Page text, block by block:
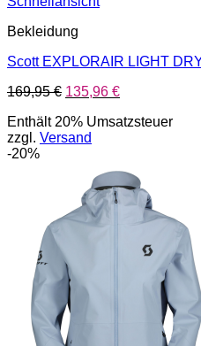
Bekleidung
Scott EXPLORAIR LIGHT
169,95€ Ursprünglicher
war:
169,95 €
135,96 €Aktueller
ist:
Enthält 20% Umsatzsteuer
zzgl. Versand
-20%